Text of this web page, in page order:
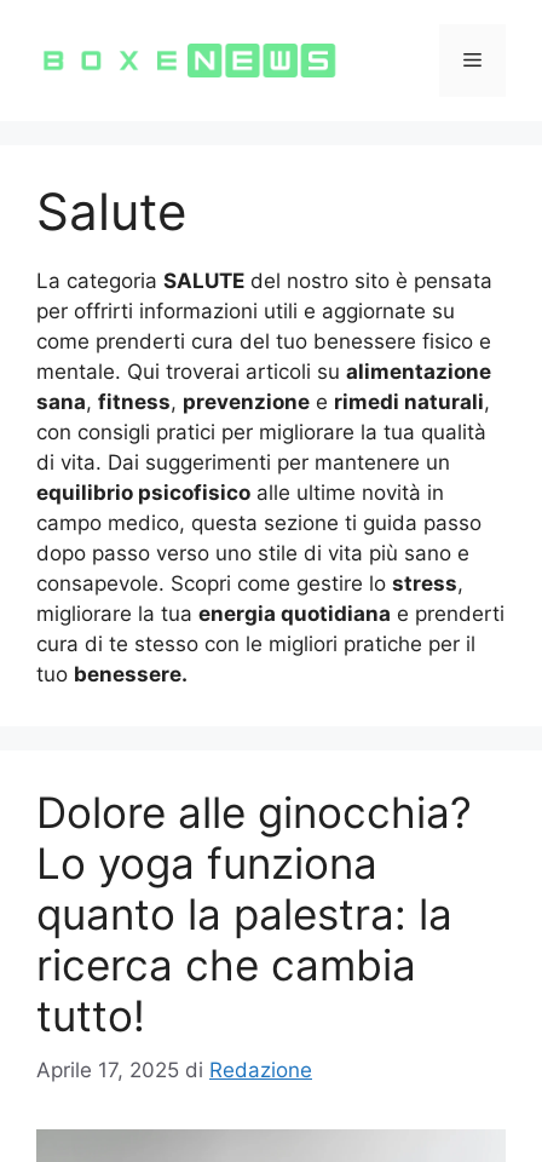
contenuto
Menu
Salute
La categoria SALUTE del nostro sito è pensata
per offrirti informazioni utili e aggiornate su
come prenderti cura del tuo benessere fisico e
mentale. Qui troverai articoli su alimentazione
sana, fitness, prevenzione e rimedi naturali,
con consigli pratici per migliorare la tua qualità
di vita. Dai suggerimenti per mantenere un
equilibrio psicofisico alle ultime novità in
campo medico, questa sezione ti guida passo
dopo passo verso uno stile di vita più sano e
consapevole. Scopri come gestire lo stress,
migliorare la tua energia quotidiana e prenderti
cura di te stesso con le migliori pratiche per il
tuo benessere.
Dolore alle ginocchia?
Lo yoga funziona
quanto la palestra: la
ricerca che cambia
tutto!
Aprile 17, 2025 di Redazione